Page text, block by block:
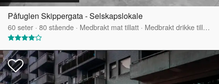
Påfuglen Skippergata - Selskapslokale
60seter · 80stående · Medbrakt mat tillatt · Medbrakt drikke tillatt